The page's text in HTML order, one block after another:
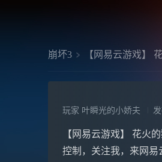
崩坏3 【网易云游戏】
玩家 叶瞬光的小娇夫
【网易云游戏】 花火
控制，关注我，来网易